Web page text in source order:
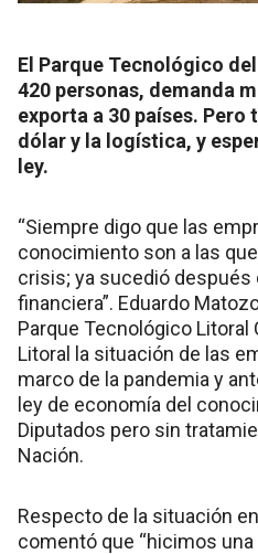
El Parque Tecnológico
420 personas, demanda
exporta a 30 países. Pero
dólar y la logística, y
ley.
“Siempre digo que las
conocimiento son a las
crisis; ya sucedió después
financiera”. Eduardo
Parque Tecnológico Litoral
Litoral la situación de las
marco de la pandemia y
ley de economía del
Diputados pero sin
Nación.
Respecto de la situación
comentó que “hicimos